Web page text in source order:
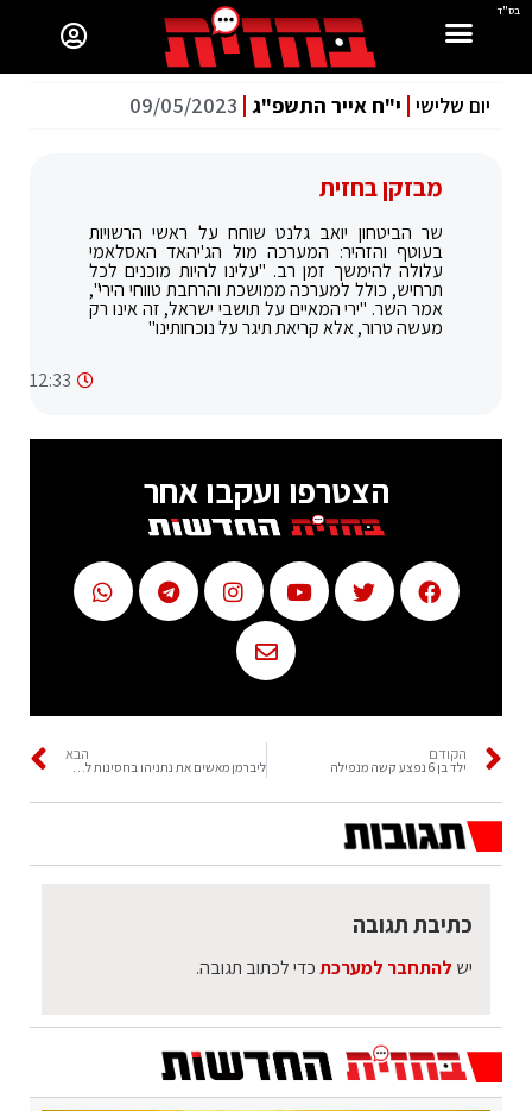
בס"ד
יום שלישי י"ח אייר התשפ"ג 09/05/2023
מבזקן בחזית
שר הביטחון יואב גלנט שוחח על ראשי הרשויות
בעוטף והזהיר: המערכה מול הג'יהאד האסלאמי
עלולה להימשך זמן רב. "עלינו להיות מוכנים לכל
תרחיש, כולל למערכה ממושכת והרחבת טווחי הירי",
אמר השר. "ירי המאיים על תושבי ישראל, זה אינו רק
מעשה טרור, אלא קריאת תיגר על נוכחותינו"
12:33
הצטרפו ועקבו אחר
הקודם
ילד בן 6 נפצע קשה מנפילה
הבא
כתיבת תגובה
יש להתחבר למערכתכדי לכתוב תגובה.